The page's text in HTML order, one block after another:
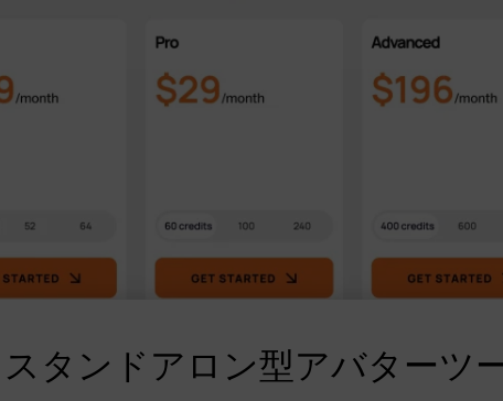
タンドアロン型アバターツ